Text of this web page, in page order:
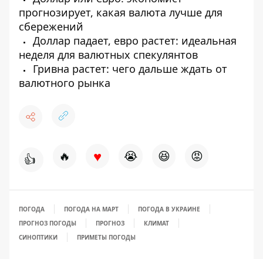
прогнозирует, какая валюта лучше для
сбережений
Доллар падает, евро растет: идеальная
неделя для валютных спекулянтов
Гривна растет: чего дальше ждать от
валютного рынка
👍 🔥 ♥ 😭 😆 😡
ПОГОДА ПОГОДА НА МАРТ
ПОГОДА В УКРАИНЕ
ПРОГНОЗ ПОГОДЫ
ПРОГНОЗ
КЛИМАТ
СИНОПТИКИ
ПРИМЕТЫ ПОГОДЫ